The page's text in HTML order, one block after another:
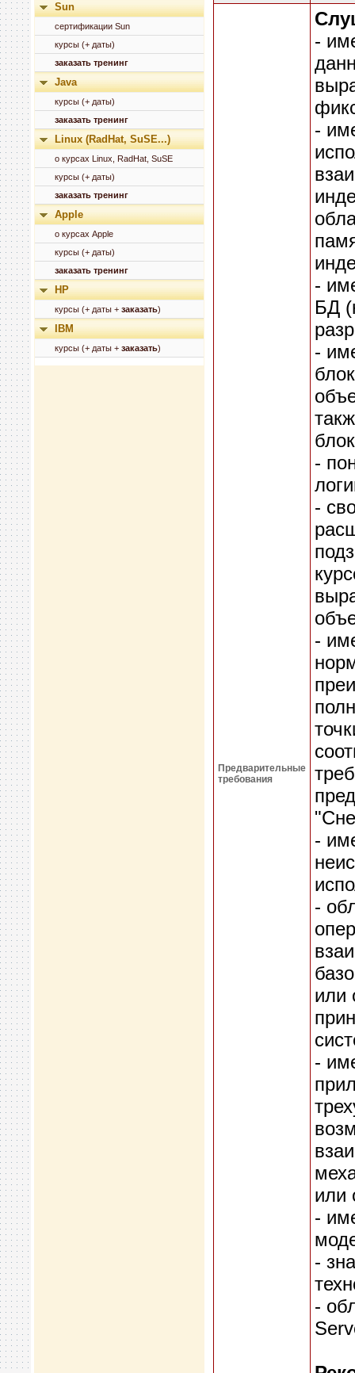
Sun
сертификации Sun
курсы (+ даты)
заказать тренинг
Java
курсы (+ даты)
заказать тренинг
Linux (RadHat, SuSE...)
о курсах Linux, RadHat, SuSE
курсы (+ даты)
заказать тренинг
Apple
о курсах Apple
курсы (+ даты)
заказать тренинг
HP
курсы (+ даты + заказать)
IBM
курсы (+ даты + заказать)
Предварительные
требования
-
-
-
БД
-
-
-
-
-
-
или
-
или
-
-
-